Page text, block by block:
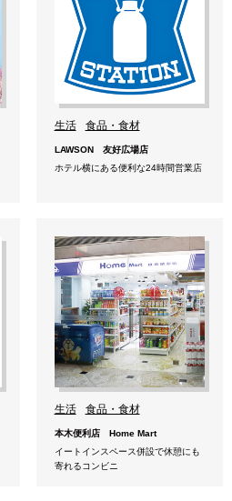
生活 食品・食材
LAWSON 友好広場店
ホテル横にある便利な24時間営業店
生活 食品・食材
本木便利店 Home Mart
イートインスペース併設で休憩にも
寄れるコンビニ